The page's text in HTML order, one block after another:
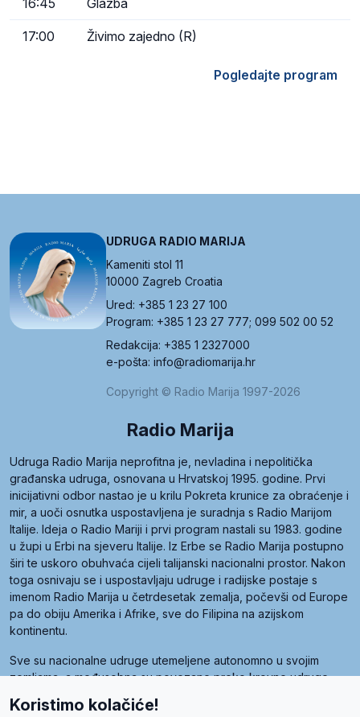
16:45 Glazba
17:00 Živimo zajedno (R)
Pogledajte program
UDRUGA RADIO MARIJA
Kameniti stol 11
10000 Zagreb Croatia
Ured: +385 1 23 27 100
Program: +385 1 23 27 777; 099 502 00 52
Redakcija: +385 1 2327000
e-pošta: info@radiomarija.hr
Copyright © Radio Marija 1997-2026
Radio Marija
Udruga Radio Marija neprofitna je, nevladina i nepolitička
građanska udruga, osnovana u Hrvatskoj 1995. godine. Prvi
inicijativni odbor nastao je u krilu Pokreta krunice za obraćenje i
mir, a uoči osnutka uspostavljena je suradnja s Radio Marijom
Italije. Ideja o Radio Mariji i prvi program nastali su 1983. godine
u župi u Erbi na sjeveru Italije. Iz Erbe se Radio Marija postupno
širi te uskoro obuhvaća cijeli talijanski nacionalni prostor. Nakon
toga osnivaju se i uspostavljaju udruge i radijske postaje s
imenom Radio Marija u četrdesetak zemalja, počevši od Europe
pa do obiju Amerika i Afrike, sve do Filipina na azijskom
kontinentu.
Sve su nacionalne udruge utemeljene autonomno u svojim
zemljama, a međusobna su povezane preko krovne udruge
Radio Maria). Svjetsku obitelj utemeljilo je sedam članica, među
Koristimo kolačiće!